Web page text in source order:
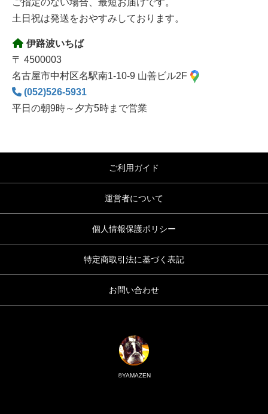
土日祝は発送をおやすみしております。
伊路波いちば
〒 4500003
名古屋市中村区名駅南1-10-9 山善ビル2F
(052)526-5931
平日の朝9時～夕方5時まで営業
ご利用ガイド
運営者について
個人情報保護ポリシー
特定商取引法に基づく表記
お問い合わせ
©YAMAZEN